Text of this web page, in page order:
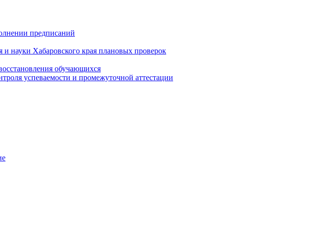
предписаний
науки Хабаровского края плановых проверок
обучающихся
успеваемости и промежуточной аттестации